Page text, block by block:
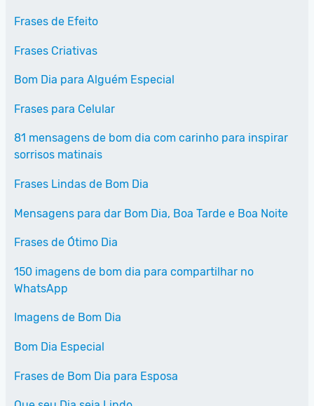
Frases de Efeito
Frases Criativas
Bom Dia para Alguém Especial
Frases para Celular
81 mensagens de bom dia com carinho para inspirar
sorrisos matinais
Frases Lindas de Bom Dia
Mensagens para dar Bom Dia, Boa Tarde e Boa Noite
Frases de Ótimo Dia
150 imagens de bom dia para compartilhar no
WhatsApp
Imagens de Bom Dia
Bom Dia Especial
Frases de Bom Dia para Esposa